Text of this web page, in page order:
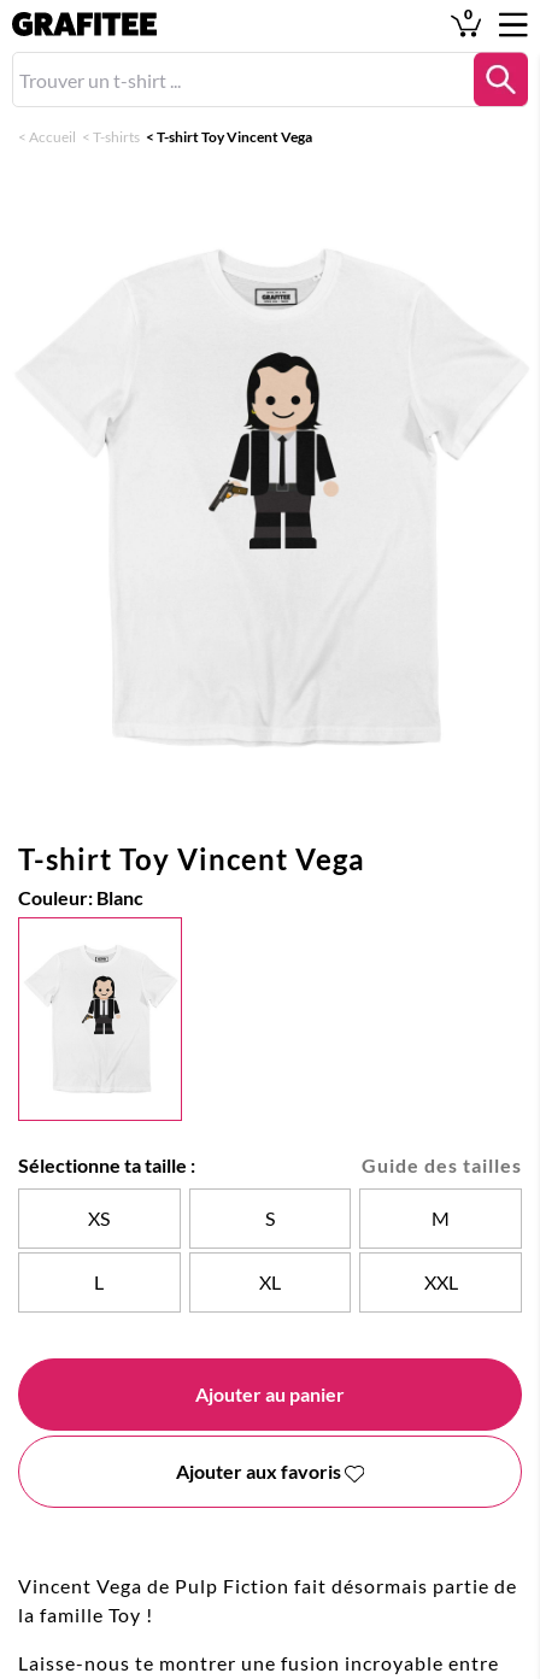
0
< Accueil < T-shirts < T-shirt Toy Vincent Vega
T-shirt Toy Vincent Vega
Couleur: Blanc
Guide des tailles
Sélectionne ta taille :
XS S M
L XL XXL
Ajouter au panier
Ajouter aux favoris
Vincent Vega de Pulp Fiction fait désormais partie de
la famille Toy !
Laisse-nous te montrer une fusion incroyable entre